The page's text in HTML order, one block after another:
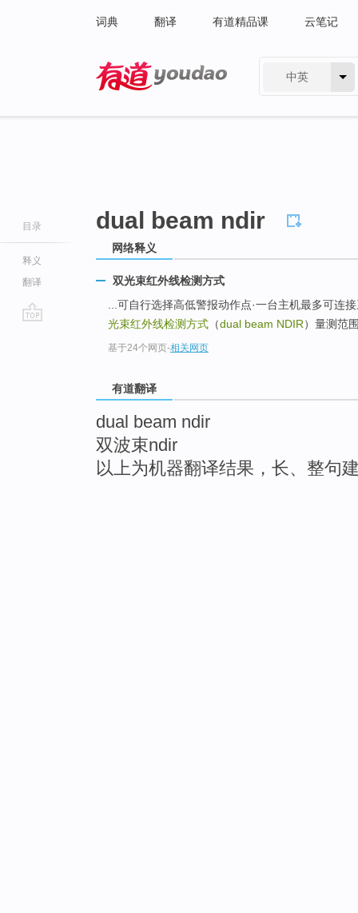
词典 翻译 有道精品课 云笔记
中英
目录
释义
翻译
dual beam ndir
网络释义
双光束红外线检测方式
...可自行选择高低警报动作点·一台主机最多可连
光束红外线检测方式 （dual beam NDIR）量测范
基于24个网页-相关网页
有道翻译
dual beam ndir
双波束ndir
以上为机器翻译结果，长、整句